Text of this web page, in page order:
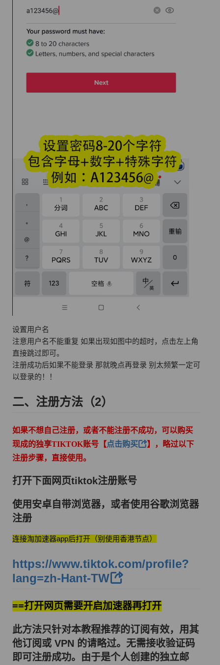
设置用户名
注意用户名不能重复 如果出现如图中的超时，点击左上角
直接跳过即可。
注册成功后如果不能登录 那就晚点再登录 别太频繁一定可
以登录的！！
二、注册方法（2）
如果不想自己注册，或者不能注册不成功，可以购买
现成的独享TIKTOK账号【点击购买 】，
略过以下
注册步骤，直接使用。
打开下面网页tiktok注册账号
使用安卓自带浏览器，或者使用谷歌浏览器
注册
连接淘加速器app后打开（别使用香港节点）
https://www.tiktok.com/profile?
lang=zh-Hant-TW
==打开网页需要开启加速器再打开
此方法只针对本教程推荐的订阅有效，用其
他订阅或 VPN 的请略过。无需接收验证码
即可注册成功。由于是个人创建的独立邮